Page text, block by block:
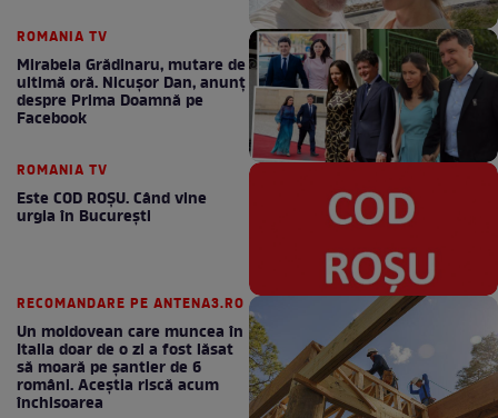
ROMANIA TV
Mirabela Grădinaru, mutare de
ultimă oră. Nicuşor Dan, anunţ
despre Prima Doamnă pe
Facebook
ROMANIA TV
Este COD ROŞU. Când vine
urgia în Bucureşti
RECOMANDARE PE ANTENA3.RO
Un moldovean care muncea în
Italia doar de o zi a fost lăsat
să moară pe şantier de 6
români. Aceștia riscă acum
închisoarea